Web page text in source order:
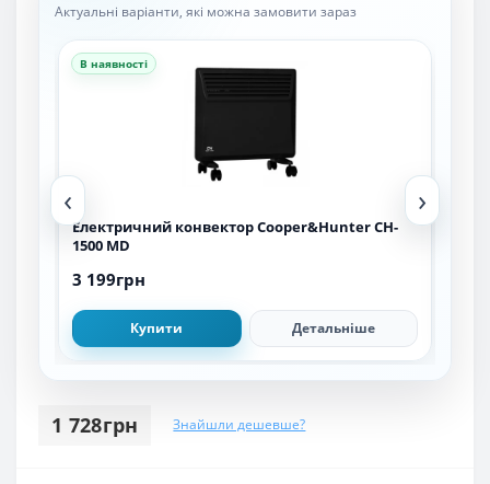
Актуальні варіанти, які можна замовити зараз
‹
В наявності
Електричний конвектор Cooper&Hunter СH-
1500 MD
3 199грн
Купити Детальніше
›
1 728грн Знайшли дешевше?